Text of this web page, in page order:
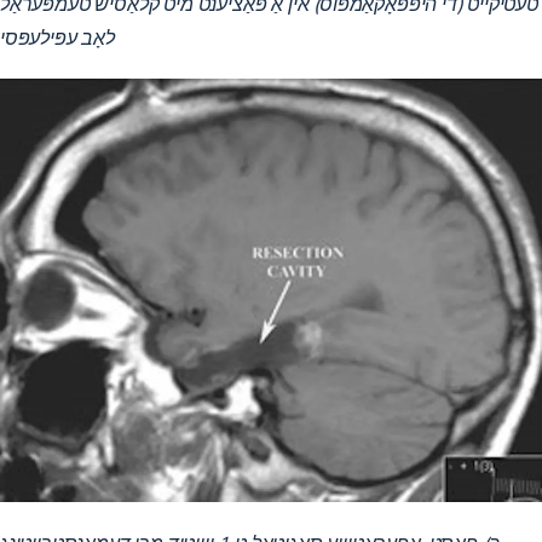
לאָב עפּילעפּסי